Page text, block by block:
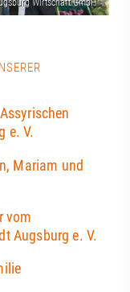
e. V.
Mariam und
vom
Augsburg e. V.